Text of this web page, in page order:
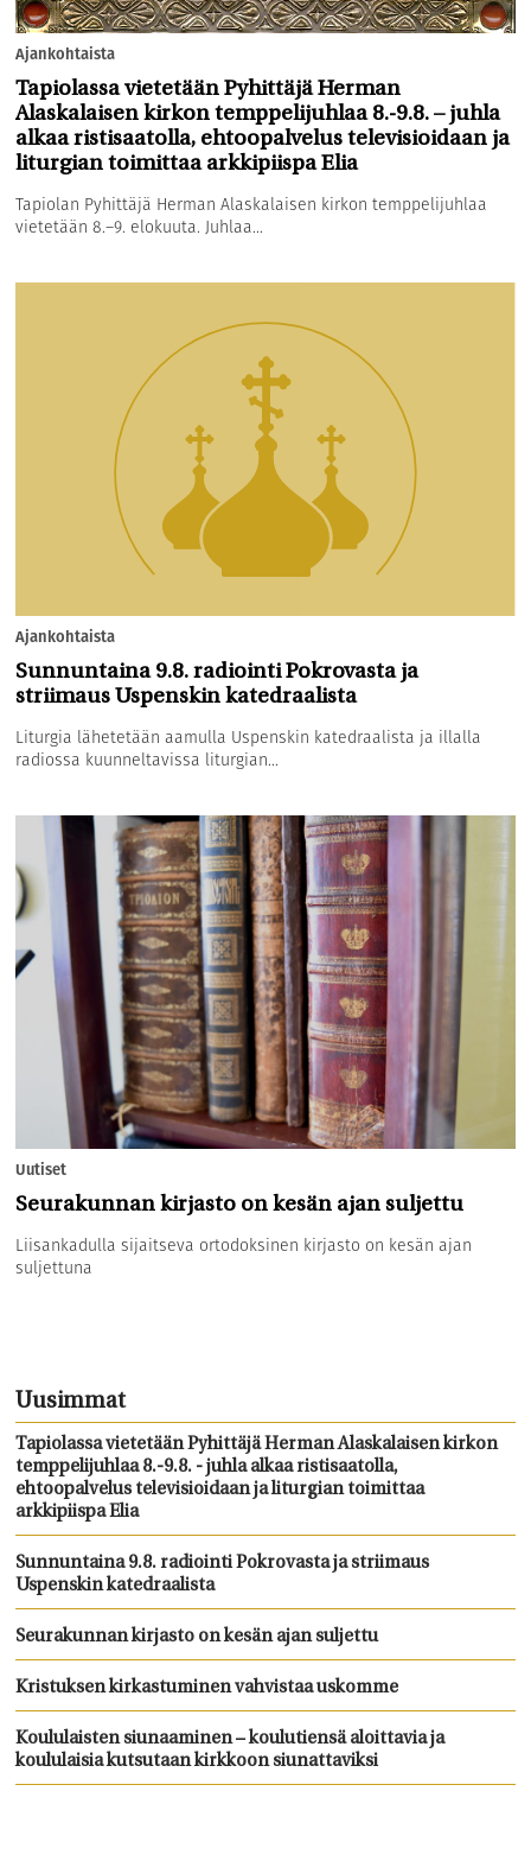
Ajankohtaista
Tapiolassa vietetään Pyhittäjä Herman
Alaskalaisen kirkon temppelijuhlaa 8.-9.8. – juhla
alkaa ristisaatolla, ehtoopalvelus televisioidaan ja
liturgian toimittaa arkkipiispa Elia
Tapiolan Pyhittäjä Herman Alaskalaisen kirkon temppelijuhlaa
vietetään 8.–9. elokuuta. Juhlaa...
Ajankohtaista
Sunnuntaina 9.8. radiointi Pokrovasta ja
striimaus Uspenskin katedraalista
Liturgia lähetetään aamulla Uspenskin katedraalista ja illalla
radiossa kuunneltavissa liturgian...
Uutiset
Seurakunnan kirjasto on kesän ajan suljettu
Liisankadulla sijaitseva ortodoksinen kirjasto on kesän ajan
suljettuna
Uusimmat
Tapiolassa vietetään Pyhittäjä Herman Alaskalaisen kirkon
temppelijuhlaa 8.-9.8. - juhla alkaa ristisaatolla,
ehtoopalvelus televisioidaan ja liturgian toimittaa
arkkipiispa Elia
Sunnuntaina 9.8. radiointi Pokrovasta ja striimaus
Uspenskin katedraalista
Seurakunnan kirjasto on kesän ajan suljettu
Kristuksen kirkastuminen vahvistaa uskomme
Koululaisten siunaaminen – koulutiensä aloittavia ja
koululaisia kutsutaan kirkkoon siunattaviksi